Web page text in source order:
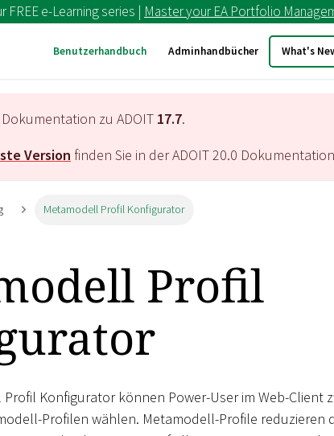
FREE e-Learning series | Master your EA Portfolio
Benutzerhandbuch Adminhandbücher What's
zu ADOIT 17.7.
Version finden Sie in der ADOIT20.0
Metamodell Profil Konfigurator
Profil
Konfigurator können Power-User im Web-Client
Profilen wählen. Metamodell-Profile reduzieren